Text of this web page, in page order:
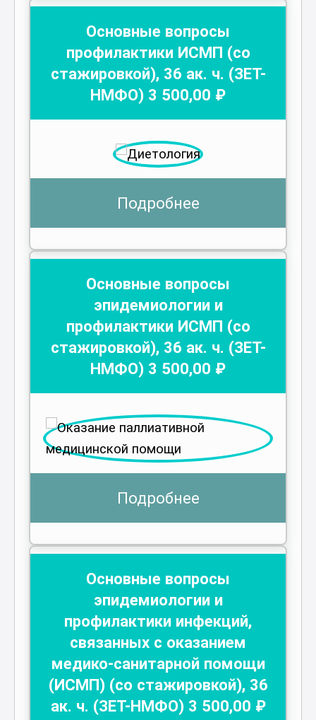
Основные вопросы
профилактики ИСМП (со
стажировкой), 36 ак. ч. (ЗЕТ-
НМФО) 3 500,00 ₽
Подробнее
Основные вопросы
эпидемиологии и
профилактики ИСМП (со
стажировкой), 36 ак. ч. (ЗЕТ-
НМФО) 3 500,00 ₽
Подробнее
Основные вопросы
эпидемиологии и
профилактики инфекций,
связанных с оказанием
медико-санитарной помощи
(ИСМП) (со стажировкой), 36
ак. ч. (ЗЕТ-НМФО) 3 500,00 ₽